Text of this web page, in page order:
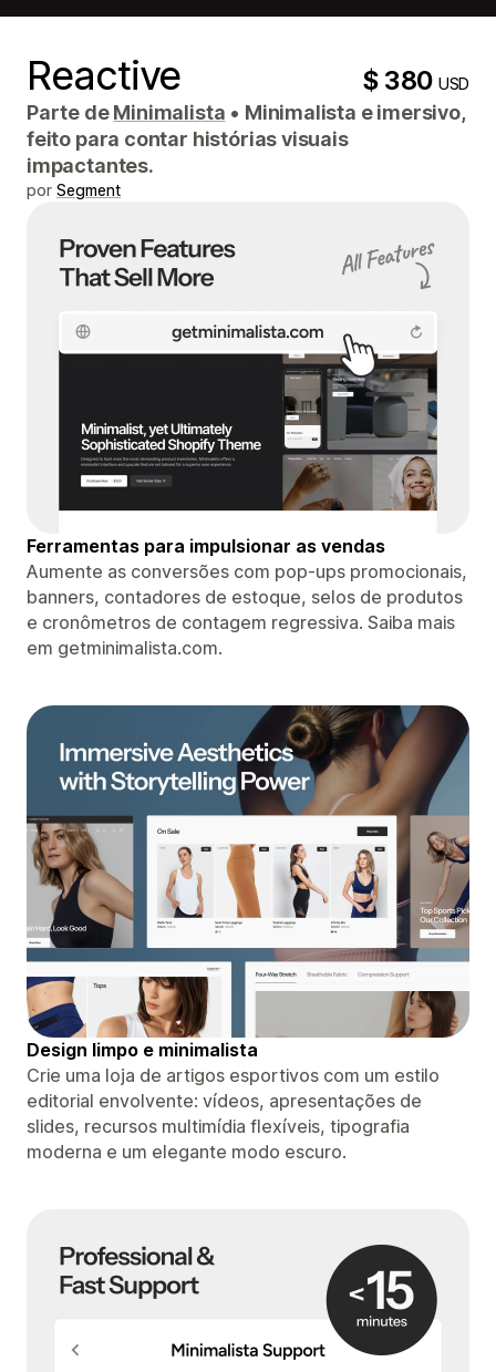
Reactive $ 380USD
Parte deMinimalista • Minimalista e imersivo,
feito para contar histórias visuais
impactantes.
por Segment
Ferramentas para impulsionar as vendas
Aumente as conversões com pop-ups promocionais,
banners, contadores de estoque, selos de produtos
e cronômetros de contagem regressiva. Saiba mais
em getminimalista.com.
Design limpo e minimalista
Crie uma loja de artigos esportivos com um estilo
editorial envolvente: vídeos, apresentações de
slides, recursos multimídia flexíveis, tipografia
moderna e um elegante modo escuro.